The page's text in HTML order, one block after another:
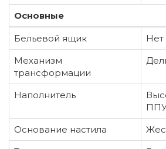
Основные
Бельевой ящик
Нет
Механизм
трансформации
Наполнитель
Основание настила